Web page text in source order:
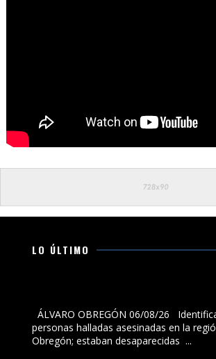
LO ÚLTIMO
ÁLVARO OBREGÓN 06/08/26
personas halladas asesinadas en la
Obregón; estaban desaparecidas ...